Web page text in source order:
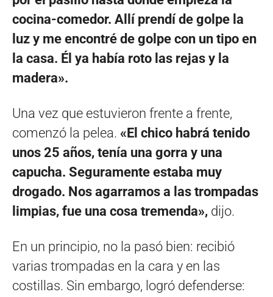
cocina-comedor. Allí prendí de golpe la
luz y me encontré de golpe con un tipo en
la casa. Él ya había roto las rejas y la
madera».
Una vez que estuvieron frente a frente,
comenzó la pelea. «El chico habrá tenido
unos 25 años, tenía una gorra y una
capucha. Seguramente estaba muy
drogado. Nos agarramos a las trompadas
limpias, fue una cosa tremenda», dijo.
En un principio, no la pasó bien: recibió
varias trompadas en la cara y en las
costillas. Sin embargo, logró defenderse: